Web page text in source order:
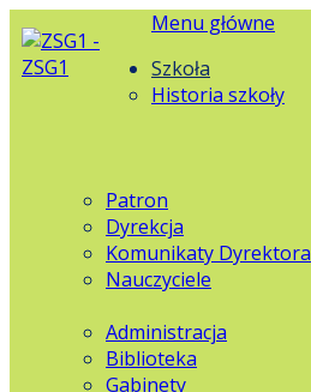
Menu główne
Szkoła
Historia szkoły
Patron
Dyrekcja
Komunikaty Dyrektora
Nauczyciele
Administracja
Biblioteka
Gabinety